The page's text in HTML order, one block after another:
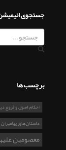
جستجوی
برچسب ها
احکام، اصول و فروع
داستان‌های پیامبران
معصومین